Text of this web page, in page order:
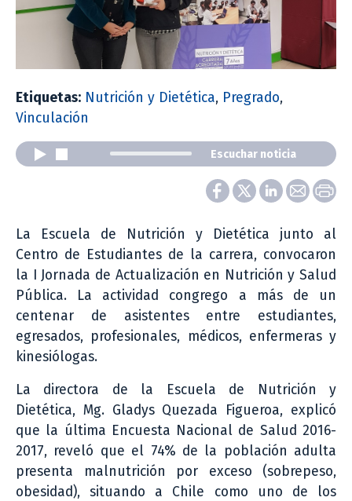
Etiquetas: Nutrición y Dietética, Pregrado,
Vinculación
Escuchar noticia
La Escuela de Nutrición y Dietética junto al
Centro de Estudiantes de la carrera, convocaron
la I Jornada de Actualización en Nutrición y Salud
Pública. La actividad congrego a más de un
centenar de asistentes entre estudiantes,
egresados, profesionales, médicos, enfermeras y
kinesiólogas.
La directora de la Escuela de Nutrición y
Dietética, Mg. Gladys Quezada Figueroa, explicó
que la última Encuesta Nacional de Salud 2016-
2017, reveló que el 74% de la población adulta
presenta malnutrición por exceso (sobrepeso,
obesidad), situando a Chile como uno de los